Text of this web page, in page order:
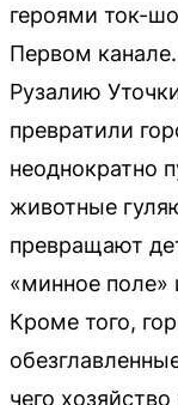
героями ток-
Первом
Рузалию
превратили
неоднократно
животные
превращают
«минное
Кроме того,
чего